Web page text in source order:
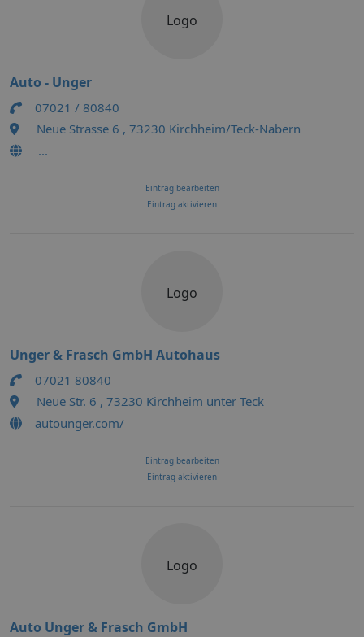
Logo
Auto - Unger
07021 / 80840
Neue Strasse 6 , 73230 Kirchheim/Teck-Nabern
...
Eintrag bearbeiten
Eintrag aktivieren
Logo
Unger & Frasch GmbH Autohaus
07021 80840
Neue Str. 6 , 73230 Kirchheim unter Teck
autounger.com/
Eintrag bearbeiten
Eintrag aktivieren
Logo
Auto Unger & Frasch GmbH